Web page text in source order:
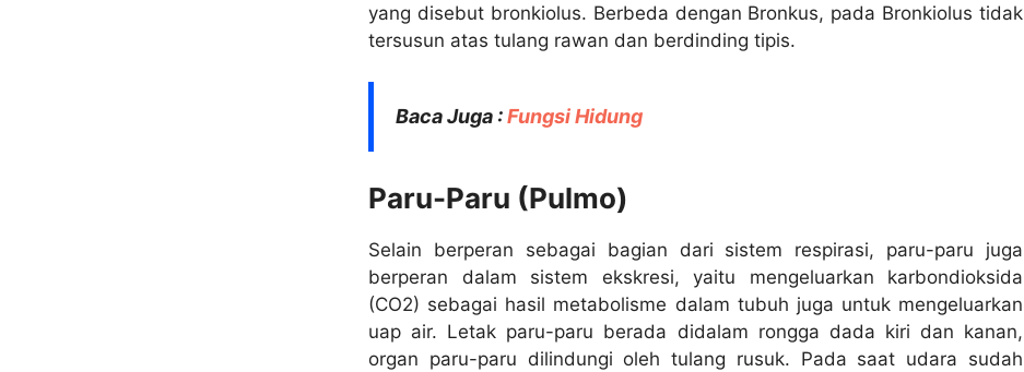
yang disebut bronkiolus. Berbeda dengan Bronkus, pada Bronkiolus tidak
tersusun atas tulang rawan dan berdinding tipis.
Baca Juga :Fungsi Hidung
Paru-Paru (Pulmo)
Selain berperan sebagai bagian dari sistem respirasi, paru-paru juga
berperan dalam sistem ekskresi, yaitu mengeluarkan karbondioksida
(CO2) sebagai hasil metabolisme dalam tubuh juga untuk mengeluarkan
uap air. Letak paru-paru berada didalam rongga dada kiri dan kanan,
organ paru-paru dilindungi oleh tulang rusuk. Pada saat udara sudah